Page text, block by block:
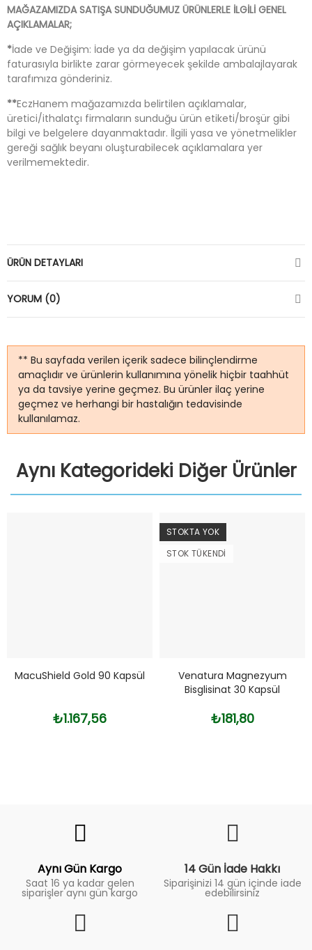
MAĞAZAMIZDA SATIŞA SUNDUĞUMUZ ÜRÜNLERLE İLGİLİ GENEL
AÇIKLAMALAR;
*İade ve Değişim: İade ya da değişim yapılacak ürünü
faturasıyla birlikte zarar görmeyecek şekilde ambalajlayarak
tarafımıza gönderiniz.
**EczHanem mağazamızda belirtilen açıklamalar,
üretici/ithalatçı firmaların sunduğu ürün etiketi/broşür gibi
bilgi ve belgelere dayanmaktadır. İlgili yasa ve yönetmelikler
gereği sağlık beyanı oluşturabilecek açıklamalara yer
verilmemektedir.
ÜRÜN DETAYLARI
YORUM (0)
** Bu sayfada verilen içerik sadece bilinçlendirme
amaçlıdır ve ürünlerin kullanımına yönelik hiçbir taahhüt
ya da tavsiye yerine geçmez. Bu ürünler ilaç yerine
geçmez ve herhangi bir hastalığın tedavisinde
kullanılamaz.
Aynı Kategorideki Diğer Ürünler
MacuShield Gold 90 Kapsül
₺1.167,56
STOKTA YOK
STOK TÜKENDI
Venatura Magnezyum
Bisglisinat 30 Kapsül
₺181,80
Aynı Gün Kargo
Saat 16 ya kadar gelen
siparişler aynı gün kargo
14 Gün İade Hakkı
Siparişinizi 14 gün içinde iade
edebilirsiniz